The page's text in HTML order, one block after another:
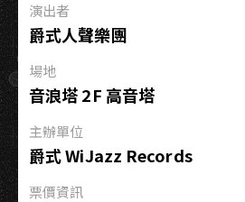
號
奏
5/4
拍
音
演出者
爵式人聲樂團
場地
音浪塔 2F 高音塔
主辦單位
爵式 WiJazz Records
票價資訊